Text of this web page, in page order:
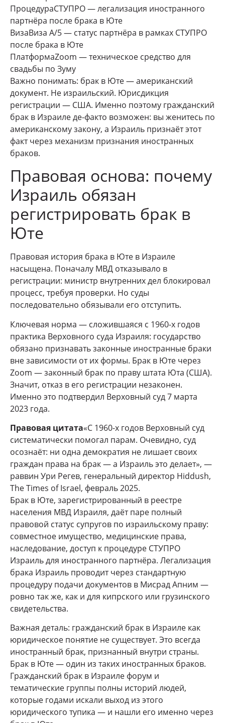
ПроцедураСТУПРО — легализация иностранного
партнёра после брака в Юте
ВизаВиза А/5 — статус партнёра в рамках СТУПРО
после брака в Юте
ПлатформаZoom — техническое средство для
свадьбы по Зуму
Важно понимать: брак в Юте — американский
документ. Не израильский. Юрисдикция
регистрации — США. Именно поэтому гражданский
брак в Израиле де-факто возможен: вы женитесь по
американскому закону, а Израиль признаёт этот
факт через механизм признания иностранных
браков.
Правовая основа: почему
Израиль обязан
регистрировать брак в
Юте
Правовая история брака в Юте в Израиле
насыщена. Поначалу МВД отказывало в
регистрации: министр внутренних дел блокировал
процесс, требуя проверки. Но суды
последовательно обязывали его отступить.
Ключевая норма — сложившаяся с 1960-х годов
практика Верховного суда Израиля: государство
обязано признавать законные иностранные браки
вне зависимости от их формы. Брак в Юте через
Zoom — законный брак по праву штата Юта (США).
Значит, отказ в его регистрации незаконен.
Именно это подтвердил Верховный суд 7 марта
2023 года.
Правовая цитата«С 1960-х годов Верховный суд
систематически помогал парам. Очевидно, суд
осознаёт: ни одна демократия не лишает своих
граждан права на брак — а Израиль это делает», —
раввин Ури Регев, генеральный директор Hiddush,
The Times of Israel, февраль 2025.
Брак в Юте, зарегистрированный в реестре
населения МВД Израиля, даёт паре полный
правовой статус супругов по израильскому праву:
совместное имущество, медицинские права,
наследование, доступ к процедуре СТУПРО
Израиль для иностранного партнёра. Легализация
брака Израиль проводит через стандартную
процедуру подачи документов в Мисрад Апним —
ровно так же, как и для кипрского или грузинского
свидетельства.
Важная деталь: гражданский брак в Израиле как
юридическое понятие не существует. Это всегда
иностранный брак, признанный внутри страны.
Брак в Юте — один из таких иностранных браков.
Гражданский брак в Израиле форум и
тематические группы полны историй людей,
которые годами искали выход из этого
юридического тупика — и нашли его именно через